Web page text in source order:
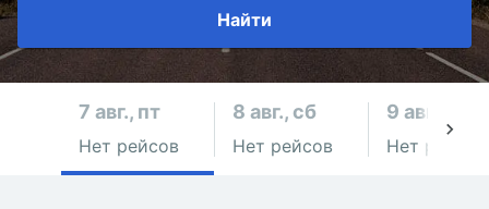
Найти
7 авг., пт
Нет рейсов
8 авг., сб
Нет рейсов
9 авг., вс
Нет рейсов